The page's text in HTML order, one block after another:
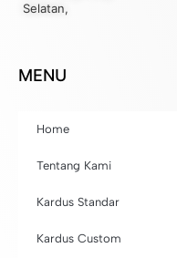
Selatan,
MENU
Home
Tentang Kami
Kardus Standar
Kardus Custom